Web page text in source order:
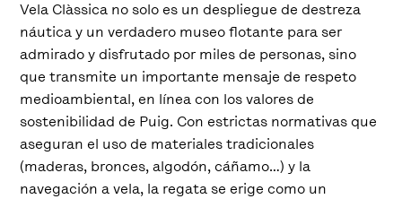
Vela Clàssica no solo es un despliegue de destreza
náutica y un verdadero museo flotante para ser
admirado y disfrutado por miles de personas, sino
que transmite un importante mensaje de respeto
medioambiental, en línea con los valores de
sostenibilidad de Puig. Con estrictas normativas que
aseguran el uso de materiales tradicionales
(maderas, bronces, algodón, cáñamo…) y la
navegación a vela, la regata se erige como un